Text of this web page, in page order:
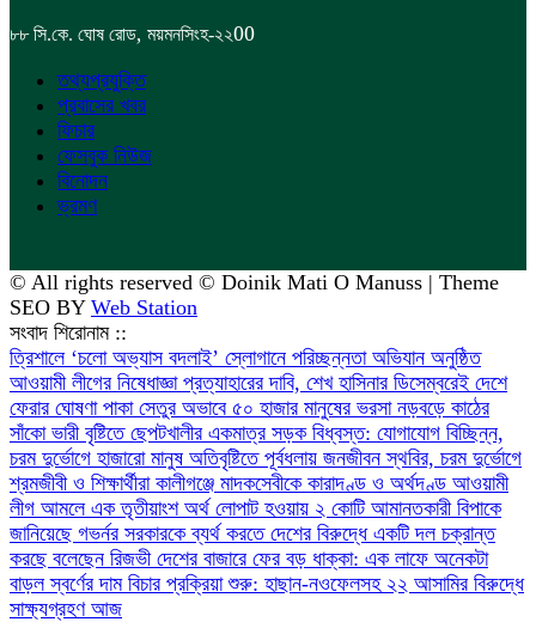
৮৮ সি.কে. ঘোষ রোড, ময়মনসিংহ-২২00
তথ্যপ্রযুক্তি
প্রবাসের খবর
ফিচার
ফেসবুক নিউজ
বিনোদন
ভ্রমণ
© All rights reserved © Doinik Mati O Manuss | Theme
SEO BY Web Station
সংবাদ শিরোনাম ::
‎ত্রিশালে ‘চলো অভ্যাস বদলাই’ স্লোগানে পরিচ্ছন্নতা অভিযান অনুষ্ঠিত
আওয়ামী লীগের নিষেধাজ্ঞা প্রত্যাহারের দাবি, শেখ হাসিনার ডিসেম্বরেই দেশে
ফেরার ঘোষণা পাকা সেতুর অভাবে ৫০ হাজার মানুষের ভরসা নড়বড়ে কাঠের
সাঁকো ভারী বৃষ্টিতে ছেপটখালীর একমাত্র সড়ক বিধ্বস্ত: যোগাযোগ বিচ্ছিন্ন,
চরম দুর্ভোগে হাজারো মানুষ অতিবৃষ্টিতে পূর্বধলায় জনজীবন স্থবির, চরম দুর্ভোগে
শ্রমজীবী ও শিক্ষার্থীরা কালীগঞ্জে মাদকসেবীকে কারাদণ্ড ও অর্থদণ্ড আওয়ামী
লীগ আমলে এক তৃতীয়াংশ অর্থ লোপাট হওয়ায় ২ কোটি আমানতকারী বিপাকে
জানিয়েছে গভর্নর সরকারকে ব্যর্থ করতে দেশের বিরুদ্ধে একটি দল চক্রান্ত
করছে বলেছেন রিজভী দেশের বাজারে ফের বড় ধাক্কা: এক লাফে অনেকটা
বাড়ল স্বর্ণের দাম বিচার প্রক্রিয়া শুরু: হাছান-নওফেলসহ ২২ আসামির বিরুদ্ধে
সাক্ষ্যগ্রহণ আজ